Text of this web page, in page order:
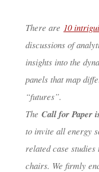
There are 10
discussions of
insights into the
panels that map
“futures”.
The Call for Paper
to invite all energy
related case studies
chairs. We firmly